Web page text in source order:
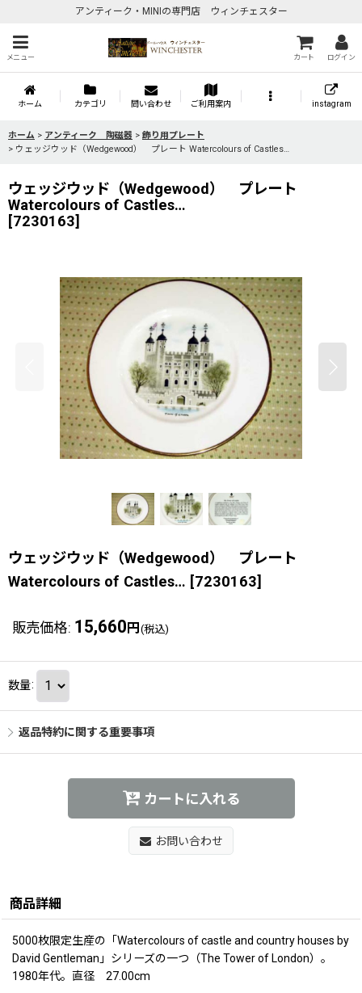
アンティーク・MINIの専門店 ウィンチェスター
メニュー カート ログイン
ホーム カテゴリ 問い合わせ ご利用案内 instagram
ホーム > アンティーク 陶磁器 > 飾り用プレート
> ウェッジウッド（Wedgewood） プレート Watercolours of Castles…
ウェッジウッド（Wedgewood） プレート
Watercolours of Castles…
[7230163]
ウェッジウッド（Wedgewood） プレート
Watercolours of Castles… [7230163]
販売価格: 15,660 円 (税込)
数量:
返品特約に関する重要事項
カートに入れる
お問い合わせ
商品詳細
5000枚限定生産の「Watercolours of castle and country houses by
David Gentleman」シリーズの一つ（The Tower of London）。
1980年代。直径 27.00cm